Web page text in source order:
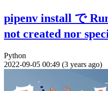
pipenv install で
not created nor
Python
2022-09-05 00:49 (3 years ago)